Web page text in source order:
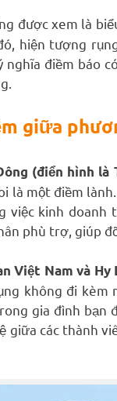
được xem là
hiện tượng
nghĩa điềm báo
giữa
(điển hình là
là một điềm
việc kinh
phù trợ, giúp
Việt Nam và Hy
không đi
gia đình bạn
giữa các thành